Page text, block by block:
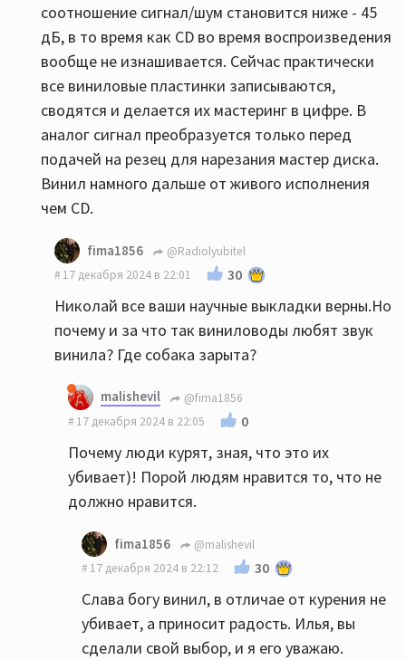
соотношение сигнал/шум становится ниже - 45
дБ, в то время как СD во время воспроизведения
вообще не изнашивается. Сейчас практически
все виниловые пластинки записываются,
сводятся и делается их мастеринг в цифре. В
аналог сигнал преобразуется только перед
подачей на резец для нарезания мастер диска.
Винил намного дальше от живого исполнения
чем CD.
fima1856
@Radiolyubitel
17 декабря 2024 в 22:01
30
Николай все ваши научные выкладки верны.Но
почему и за что так виниловоды любят звук
винила? Где собака зарыта?
malishevil
@fima1856
17 декабря 2024 в 22:05
0
Почему люди курят, зная, что это их
убивает)! Порой людям нравится то, что не
должно нравится.
fima1856
@malishevil
17 декабря 2024 в 22:12
30
Слава богу винил, в отличае от курения не
убивает, а приносит радость. Илья, вы
сделали свой выбор, и я его уважаю.